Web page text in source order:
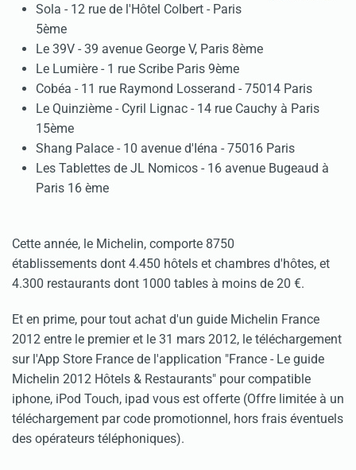
Sola - 12 rue de l'Hôtel Colbert - Paris
5ème
Le 39V - 39 avenue George V, Paris 8ème
Le Lumière - 1 rue Scribe Paris 9ème
Cobéa - 11 rue Raymond Losserand - 75014 Paris
Le Quinzième - Cyril Lignac - 14 rue Cauchy à Paris
15ème
Shang Palace - 10 avenue d'Iéna - 75016 Paris
Les Tablettes de JL Nomicos - 16 avenue Bugeaud à
Paris 16 ème
Cette année, le Michelin, comporte 8750
établissements dont 4.450 hôtels et chambres d'hôtes, et
4.300 restaurants dont 1000 tables à moins de 20 €.
Et en prime, pour tout achat d'un guide Michelin France
2012 entre le premier et le 31 mars 2012, le téléchargement
sur l'App Store France de l'application "France - Le guide
Michelin 2012 Hôtels & Restaurants" pour compatible
iphone, iPod Touch, ipad vous est offerte (Offre limitée à un
téléchargement par code promotionnel, hors frais éventuels
des opérateurs téléphoniques).